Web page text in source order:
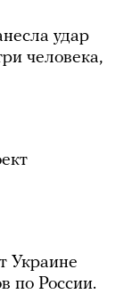
удар
человека,
Украине
по России.